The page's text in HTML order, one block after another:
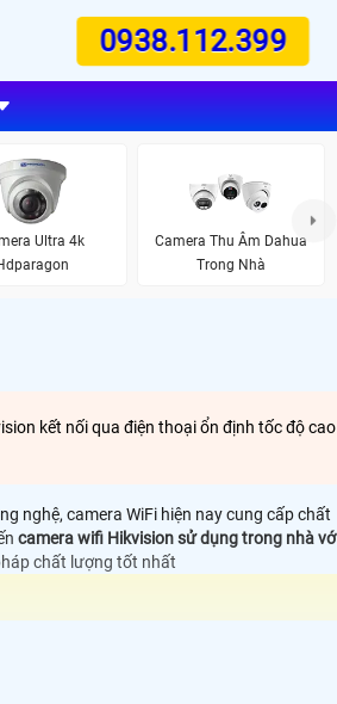
0938.112.399
Ultra 4k
Camera Thu Âm Dahua
Trong Nhà
kết nối qua điện thoại ổn định tốc độ cao
nghệ, camera WiFi hiện nay cung cấp chất
camera wifi Hikvision sử dụng trong nhà
chất lượng tốt nhất